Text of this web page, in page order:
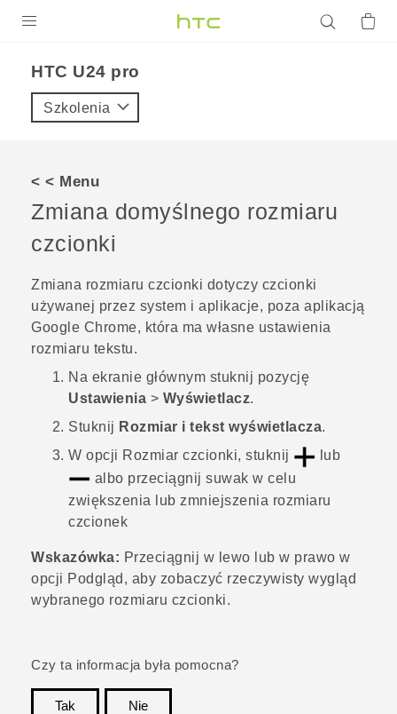
VIVE
VIVERSE
POMOC TECHNICZNA
Urządzenia i akcesoria HTC
Zaloguj się
HTC U24 pro‎
Szkolenia
< < Menu
Zmiana domyślnego rozmiaru
czcionki
Zmiana rozmiaru czcionki dotyczy czcionki
używanej przez system i aplikacje, poza aplikacją
Google Chrome, która ma własne ustawienia
rozmiaru tekstu.
Na ekranie głównym stuknij pozycję
Ustawienia > Wyświetlacz.
Stuknij Rozmiar i tekst wyświetlacza.
W opcji Rozmiar czcionki, stuknij
lub
albo przeciągnij suwak w celu
zwiększenia lub zmniejszenia rozmiaru
czcionek
Wskazówka: Przeciągnij w lewo lub w prawo w
opcji Podgląd , aby zobaczyć rzeczywisty wygląd
wybranego rozmiaru czcionki.
Czy ta informacja była pomocna?
Tak
Nie